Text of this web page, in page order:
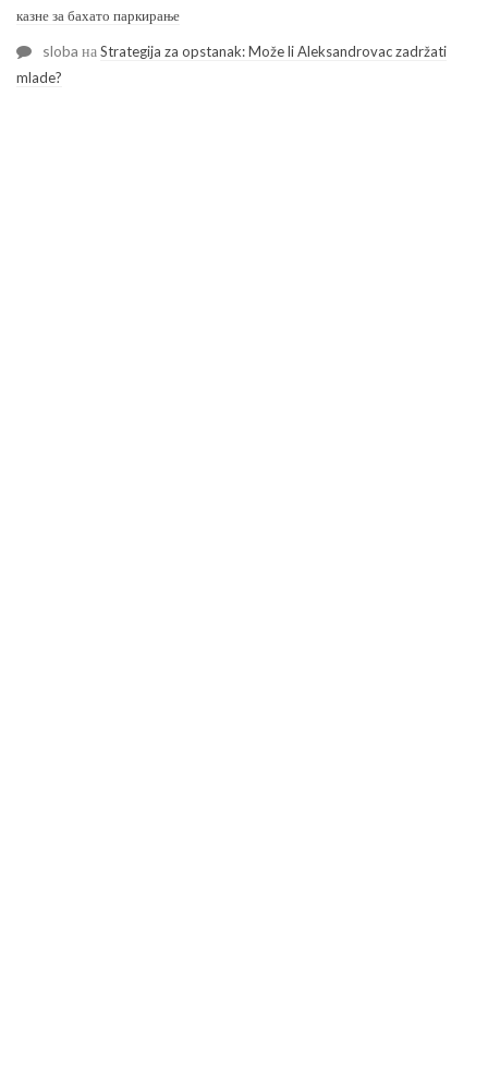
казне за бахато паркирање
sloba наStrategija za opstanak: Može li Aleksandrovac zadržati
mlade?